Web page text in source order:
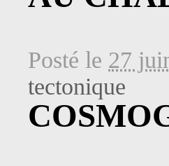
Posté le 27
tectonique